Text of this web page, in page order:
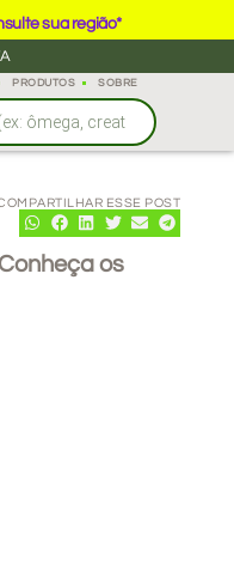
sua região*
PRODUTOS SOBRE
ESSE POST
os